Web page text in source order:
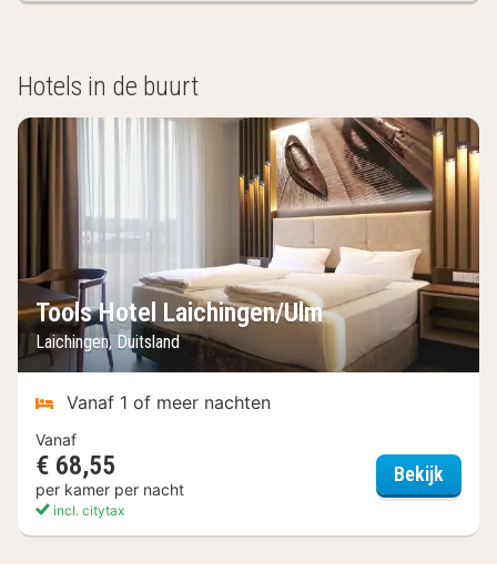
Hotels in de buurt
Tools Hotel Laichingen/Ulm
Laichingen, Duitsland
Vanaf 1 of meer nachten
Vanaf
€ 68,55
per kamer per nacht
incl. citytax
Bekijk